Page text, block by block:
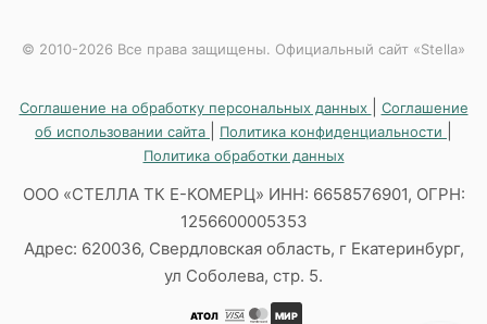
© 2010-2026 Все права защищены. Официальный сайт «Stella»
Соглашение на обработку персональных данных
Соглашение
об использовании сайта
Политика конфиденциальности
Политика обработки данных
ООО «СТЕЛЛА ТК Е-КОМЕРЦ» ИНН: 6658576901, ОГРН:
1256600005353
Адрес: 620036, Свердловская область, г Екатеринбург,
ул Соболева, стр. 5.
АТОЛ МИР